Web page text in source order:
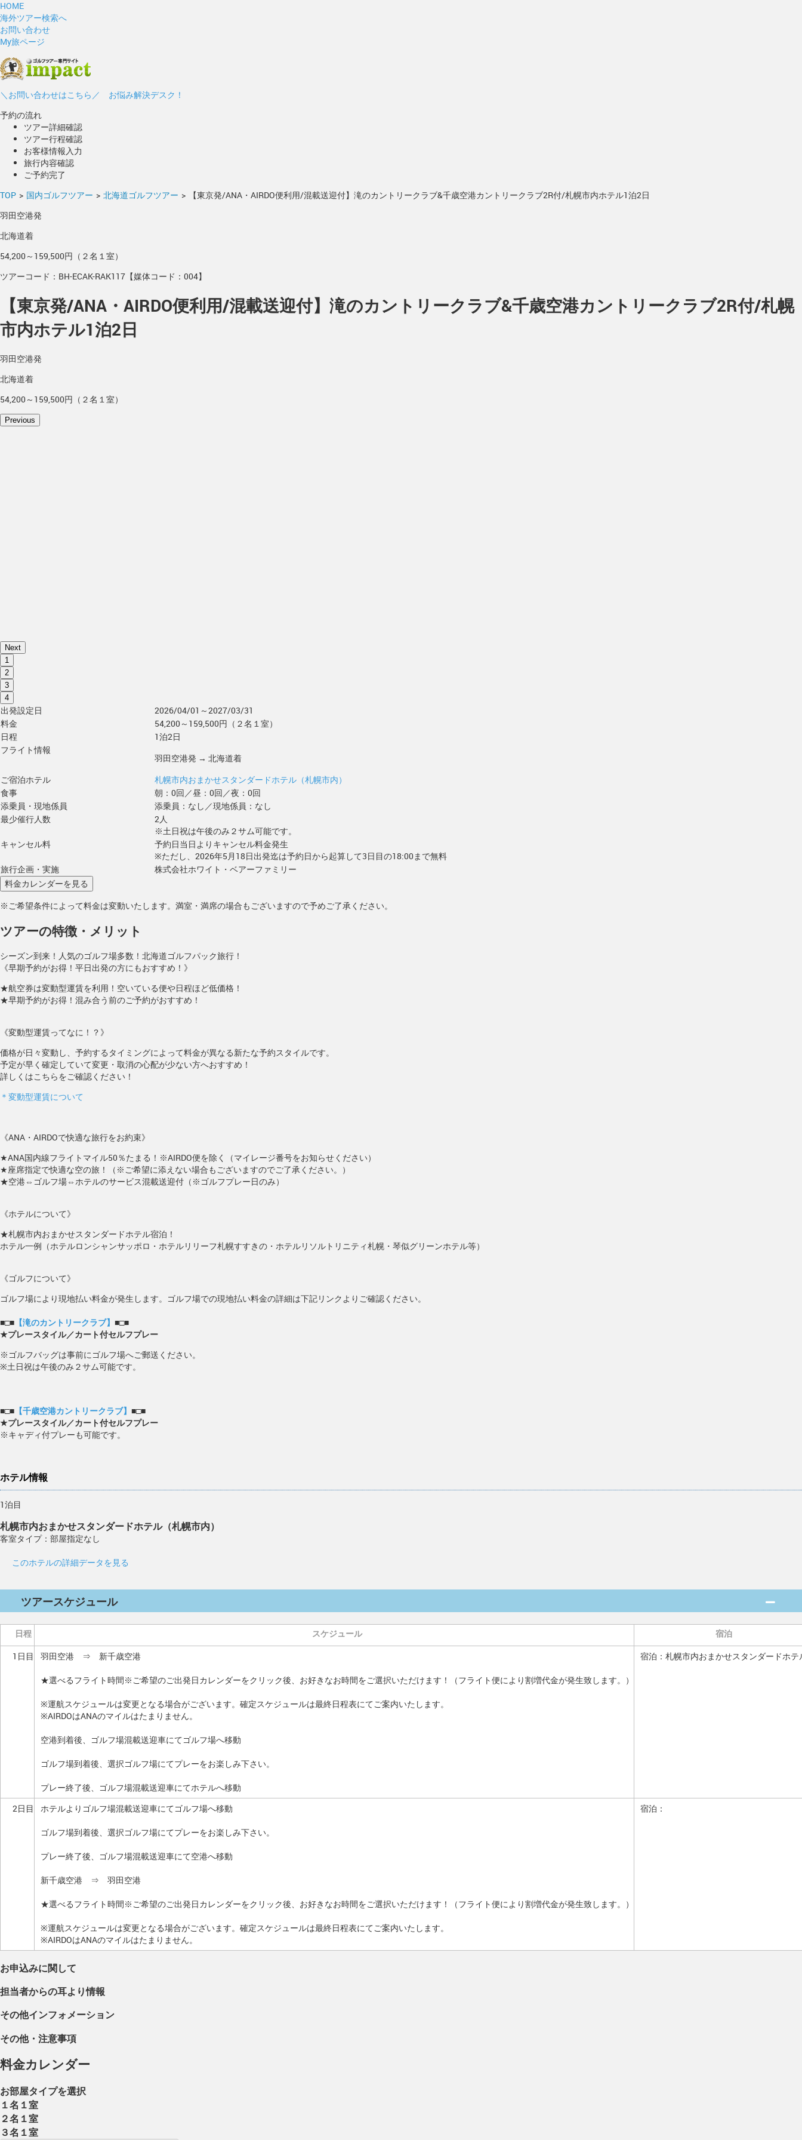
HOME
海外ツアー検索へ
お問い合わせ
My旅ページ
＼お問い合わせはこちら／ お悩み解決デスク！
予約の流れ
ツアー詳細確認
ツアー行程確認
お客様情報入力
旅行内容確認
ご予約完了
TOP > 国内ゴルフツアー > 北海道ゴルフツアー >
【東京発/ANA・AIRDO便利用/混載送迎付】滝のカントリークラブ&千歳空港カントリークラブ2R付/札幌市内ホテル1泊2日
羽田空港発
北海道着
54,200～159,500円（２名１室）
ツアーコード：BH-ECAK-RAK117【媒体コード：004】
【東京発/ANA・AIRDO便利用/混載送迎付】滝のカントリークラブ&千歳空港カントリークラブ2R付/札幌
市内ホテル1泊2日
羽田空港発
北海道着
54,200～159,500円（２名１室）
Previous
Next
1
2
3
4
出発設定日
2026/04/01～2027/03/31
料金
54,200～159,500円（２名１室）
日程
1泊2日
フライト情報
羽田空港発 → 北海道着
ご宿泊ホテル
札幌市内おまかせスタンダードホテル（札幌市内）
食事
朝：0回／昼：0回／夜：0回
添乗員・現地係員
添乗員：なし／現地係員：なし
最少催行人数
2人
※土日祝は午後のみ２サム可能です。
キャンセル料
予約日当日よりキャンセル料金発生
※ただし、2026年5月18日出発迄は予約日から起算して3日目の18:00まで無料
旅行企画・実施
株式会社ホワイト・ベアーファミリー
※ご希望条件によって料金は変動いたします。満室・満席の場合もございますので予めご了承ください。
ツアーの特徴・メリット
シーズン到来！人気のゴルフ場多数！北海道ゴルフパック旅行！
《早期予約がお得！平日出発の方にもおすすめ！》
★航空券は変動型運賃を利用！空いている便や日程ほど低価格！
★早期予約がお得！混み合う前のご予約がおすすめ！
《変動型運賃ってなに！？》
価格が日々変動し、予約するタイミングによって料金が異なる新たな予約スタイルです。
予定が早く確定していて変更・取消の心配が少ない方へおすすめ！
詳しくはこちらをご確認ください！
＊変動型運賃について
《ANA・AIRDOで快適な旅行をお約束》
★ANA国内線フライトマイル50％たまる！※AIRDO便を除く（マイレージ番号をお知らせください）
★座席指定で快適な空の旅！（※ご希望に添えない場合もございますのでご了承ください。）
★空港⇔ゴルフ場⇔ホテルのサービス混載送迎付（※ゴルフプレー日のみ）
《ホテルについて》
★札幌市内おまかせスタンダードホテル宿泊！
ホテル一例（ホテルロンシャンサッポロ・ホテルリリーフ札幌すすきの・ホテルリソルトリニティ札幌・琴似グリーンホテル等）
《ゴルフについて》
ゴルフ場により現地払い料金が発生します。ゴルフ場での現地払い料金の詳細は下記リンクよりご確認ください。
■□■ 【滝のカントリークラブ】 ■□■
★プレースタイル／カート付セルフプレー
※ゴルフバッグは事前にゴルフ場へご郵送ください。
※土日祝は午後のみ２サム可能です。
■□■ 【千歳空港カントリークラブ】 ■□■
★プレースタイル／カート付セルフプレー
※キャディ付プレーも可能です。
ホテル情報
1泊目
札幌市内おまかせスタンダードホテル（札幌市内）
客室タイプ：部屋指定なし
このホテルの詳細データを見る
ツアースケジュール
日程 スケジュール
宿泊
1日目
羽田空港 ⇒ 新千歳空港
★選べるフライト時間※ご希望のご出発日カレンダーをクリック後、お好きなお時間をご選択いただけます！（フライト便により割増代金が発生致します。）
※運航スケジュールは変更となる場合がございます。確定スケジュールは最終日程表にてご案内いたします。
※AIRDOはANAのマイルはたまりません。
空港到着後、ゴルフ場混載送迎車にてゴルフ場へ移動
ゴルフ場到着後、選択ゴルフ場にてプレーをお楽しみ下さい。
プレー終了後、ゴルフ場混載送迎車にてホテルへ移動
宿泊： 札幌市内おまかせスタンダードホテ
2日目 ホテルよりゴルフ場混載送迎車にてゴルフ場へ移動
ゴルフ場到着後、選択ゴルフ場にてプレーをお楽しみ下さい。
プレー終了後、ゴルフ場混載送迎車にて空港へ移動
新千歳空港 ⇒ 羽田空港
★選べるフライト時間※ご希望のご出発日カレンダーをクリック後、お好きなお時間をご選択いただけます！（フライト便により割増代金が発生致します。）
※運航スケジュールは変更となる場合がございます。確定スケジュールは最終日程表にてご案内いたします。
※AIRDOはANAのマイルはたまりません。
宿泊：
お申込みに関して
担当者からの耳より情報
その他インフォメーション
その他・注意事項
料金カレンダー
お部屋タイプを選択
１名１室
２名１室
３名１室